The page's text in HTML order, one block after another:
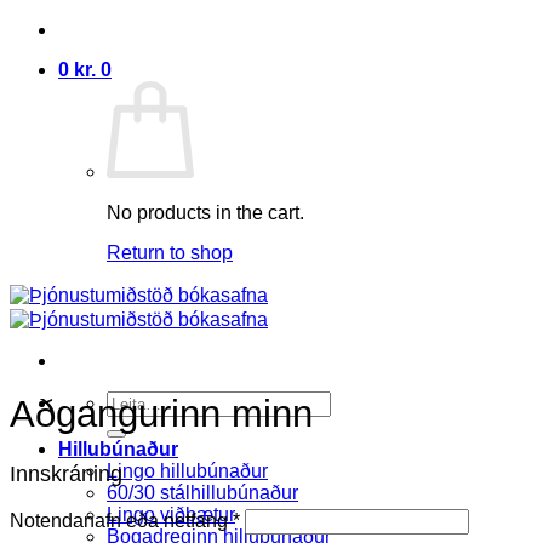
Skip
content
0 kr. 0
No products in the cart.
Return to shop
Search
for:
Hillubúnaður
Lingo hillubúnaður
60/30 stálhillubúnaður
Lingo viðbætur
Bogadreginn hillubúnaður
Aðgangurinn minn
Innskráning
Notendanafn eða netfang*